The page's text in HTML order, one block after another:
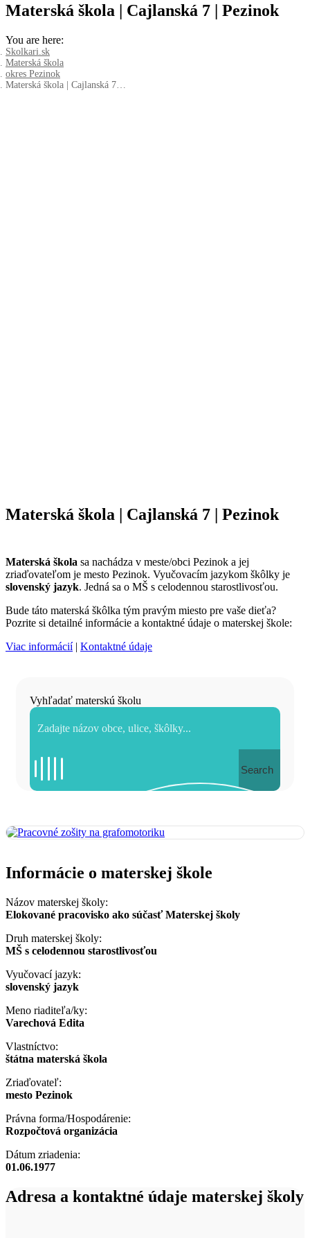
Materská škola | Cajlanská 7 | Pezinok
You are here:
Skolkari.sk
Materská škola
okres Pezinok
Materská škola | Cajlanská 7…
Materská škola | Cajlanská 7 | Pezinok
Materská škola sa nachádza v meste/obci Pezinok a jej
zriaďovateľom je mesto Pezinok. Vyučovacím jazykom škôlky je
slovenský jazyk. Jedná sa o MŠ s celodennou starostlivosťou.
Bude táto materská škôlka tým pravým miesto pre vaše dieťa?
Pozrite si detailné informácie a kontaktné údaje o materskej škole:
Viac informácií| Kontaktné údaje
Vyhľadať materskú školu
Search
Informácie o materskej škole
Názov materskej školy:
Elokované pracovisko ako súčasť Materskej školy
Druh materskej školy:
MŠ s celodennou starostlivosťou
Vyučovací jazyk:
slovenský jazyk
Meno riaditeľa/ky:
Varechová Edita
Vlastníctvo:
štátna materská škola
Zriaďovateľ:
mesto Pezinok
Právna forma/Hospodárenie:
Rozpočtová organizácia
Dátum zriadenia:
01.06.1977
Adresa a kontaktné údaje materskej školy